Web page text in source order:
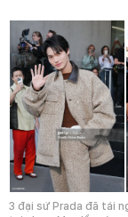
3 đại sứ Prada đã tái